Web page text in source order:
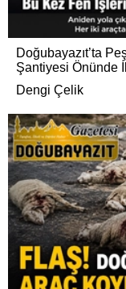
Doğubayazıt’ta
Şantiyesi Önünde
Dengi Çelik